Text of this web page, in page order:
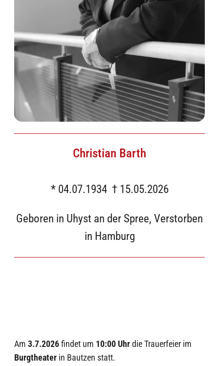
Christian Barth
* 04.07.1934 † 15.05.2026
Geboren in Uhyst an der Spree, Verstorben
in Hamburg
Am 3.7.2026findet um 10:00 Uhrdie Trauerfeier im
Burgtheaterin Bautzen statt.